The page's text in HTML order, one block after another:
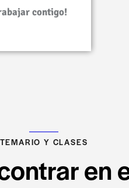
contigo!
TEMARIO Y CLASES
en